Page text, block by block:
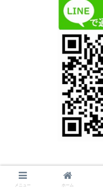
記事更新時にLINEに
メニュー ホーム